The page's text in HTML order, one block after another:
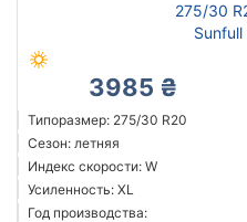
275/30
3985 ₴
Типоразмер: 275/30 R20
Сезон: летняя
Индекс скорости: W
Усиленность: XL
Год производства: